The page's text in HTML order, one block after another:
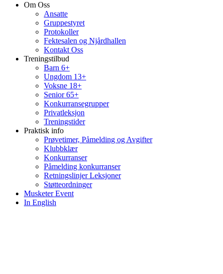
Om Oss
Ansatte
Gruppestyret
Protokoller
Fektesalen og Njårdhallen
Kontakt Oss
Treningstilbud
Barn 6+
Ungdom 13+
Voksne 18+
Senior 65+
Konkurransegrupper
Privatleksjon
Treningstider
Praktisk info
Prøvetimer, Påmelding og Avgifter
Klubbklær
Konkurranser
Påmelding konkurranser
Retningslinjer Leksjoner
Støtteordninger
Musketer Event
In English